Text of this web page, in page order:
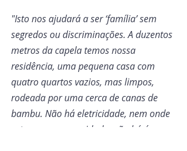
"Isto nos ajudará a ser ‘família’ sem
segredos ou discriminações. A duzentos
metros da capela temos nossa
residência, uma pequena casa com
quatro quartos vazios, mas limpos,
rodeada por uma cerca de canas de
bambu. Não há eletricidade, nem onde
estamos nem na cidade, não há água,